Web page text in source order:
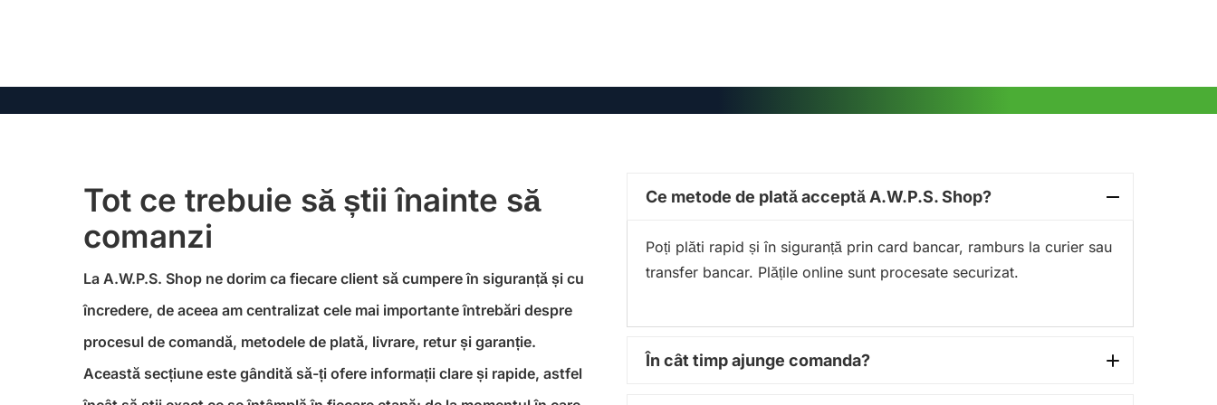
Tot ce trebuie să știi înainte să
comanzi
La A.W.P.S. Shop ne dorim ca fiecare client să cumpere în siguranță și cu
încredere, de aceea am centralizat cele mai importante întrebări despre
procesul de comandă, metodele de plată, livrare, retur și garanție.
Această secțiune este gândită să-ți ofere informații clare și rapide, astfel
Ce metode de plată acceptă A.W.P.S. Shop?
Poți plăti rapid și în siguranță prin card bancar, ramburs la curier sau
transfer bancar. Plățile online sunt procesate securizat.
În cât timp ajunge comanda?